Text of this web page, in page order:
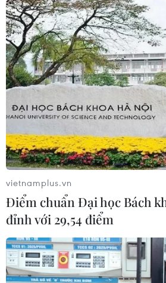
thực của ngân hàng chỉ còn 47.011
Đại án Ngân hàng Đông
Bình lần thứ 2 nhận án
27/11/2020 12:46
vietnamplus.vn
Điểm chuẩn Đại học Bách
đỉnh với 29,54 điểm